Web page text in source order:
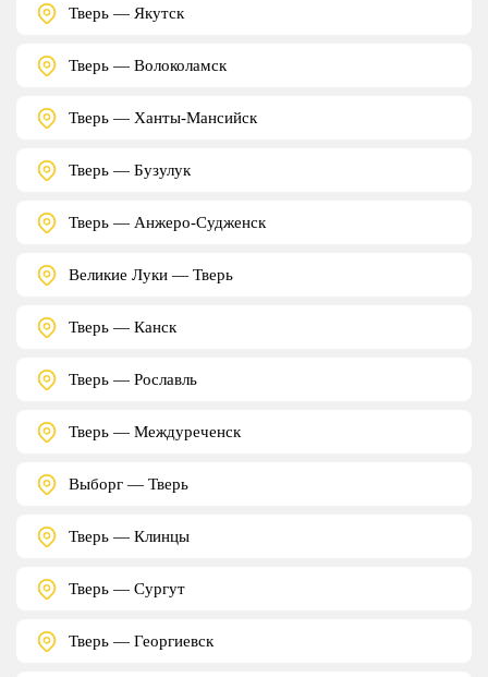
Тверь — Якутск
Тверь — Волоколамск
Тверь — Ханты-Мансийск
Тверь — Бузулук
Тверь — Анжеро-Судженск
Великие Луки — Тверь
Тверь — Канск
Тверь — Рославль
Тверь — Междуреченск
Выборг — Тверь
Тверь — Клинцы
Тверь — Сургут
Тверь — Георгиевск